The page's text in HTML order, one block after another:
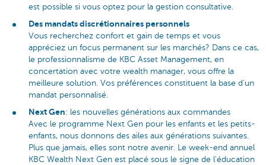
est possible si vous optez pour la gestion consultative.
Des mandats discrétionnaires personnels
Vous recherchez confort et gain de temps et vous
appréciez un focus permanent sur les marchés? Dans ce cas,
le professionnalisme de KBC Asset Management, en
concertation avec votre wealth manager, vous offre la
meilleure solution. Vos préférences constituent la base d'un
mandat personnalisé.
Next Gen: les nouvelles générations aux commandes
Avec le programme Next Gen pour les enfants et les petits-
enfants, nous donnons des ailes aux générations suivantes.
Plus que jamais, elles sont notre avenir. Le week-end annuel
KBC Wealth Next Gen est placé sous le signe de l'éducation